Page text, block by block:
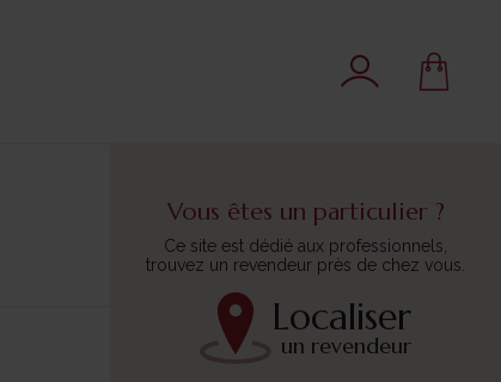
Vous êtes un particulier ?
Ce site est dédié aux professionnels,
trouvez un revendeur près de chez vous.
Localiser
un revendeur